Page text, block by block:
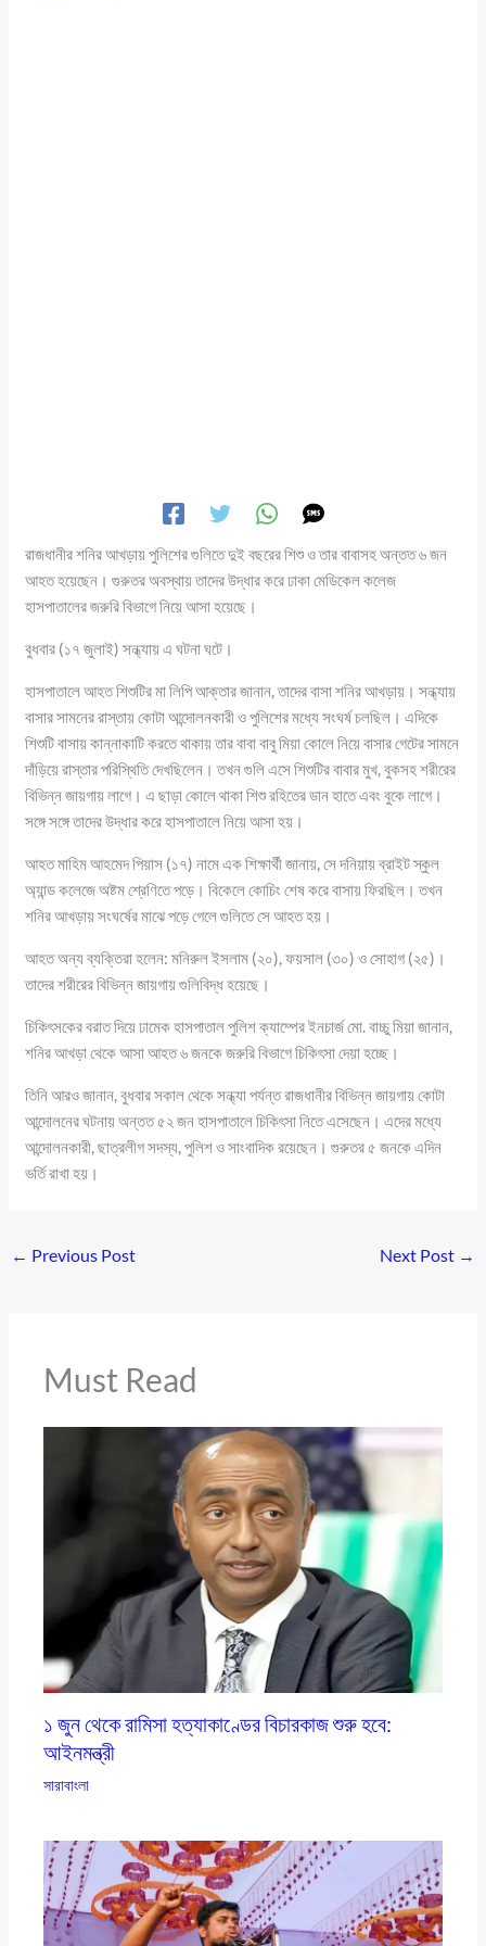
রাজধানীর শনির আখড়ায় পুলিশের গুলিতে দুই বছরের শিশু ও তার বাবাসহ অন্তত ৬ জন
আহত হয়েছেন। গুরুতর অবস্থায় তাদের উদ্ধার করে ঢাকা মেডিকেল কলেজ
হাসপাতালের জরুরি বিভাগে নিয়ে আসা হয়েছে।
বুধবার (১৭ জুলাই) সন্ধ্যায় এ ঘটনা ঘটে।
হাসপাতালে আহত শিশুটির মা লিপি আক্তার জানান, তাদের বাসা শনির আখড়ায়। সন্ধ্যায়
বাসার সামনের রাস্তায় কোটা আন্দোলনকারী ও পুলিশের মধ্যে সংঘর্ষ চলছিল। এদিকে
শিশুটি বাসায় কান্নাকাটি করতে থাকায় তার বাবা বাবু মিয়া কোলে নিয়ে বাসার গেটের সামনে
দাঁড়িয়ে রাস্তার পরিস্থিতি দেখছিলেন। তখন গুলি এসে শিশুটির বাবার মুখ, বুকসহ শরীরের
বিভিন্ন জায়গায় লাগে। এ ছাড়া কোলে থাকা শিশু রহিতের ডান হাতে এবং বুকে লাগে।
সঙ্গে সঙ্গে তাদের উদ্ধার করে হাসপাতালে নিয়ে আসা হয়।
আহত মাহিম আহমেদ পিয়াস (১৭) নামে এক শিক্ষার্থী জানায়, সে দনিয়ায় ব্রাইট স্কুল
অ্যান্ড কলেজে অষ্টম শ্রেণিতে পড়ে। বিকেলে কোচিং শেষ করে বাসায় ফিরছিল। তখন
শনির আখড়ায় সংঘর্ষের মাঝে পড়ে গেলে গুলিতে সে আহত হয়।
আহত অন্য ব্যক্তিরা হলেন: মনিরুল ইসলাম (২০), ফয়সাল (৩০) ও সোহাগ (২৫)।
তাদের শরীরের বিভিন্ন জায়গায় গুলিবিদ্ধ হয়েছে।
চিকিৎসকের বরাত দিয়ে ঢামেক হাসপাতাল পুলিশ ক্যাম্পের ইনচার্জ মো. বাচ্চু মিয়া জানান,
শনির আখড়া থেকে আসা আহত ৬ জনকে জরুরি বিভাগে চিকিৎসা দেয়া হচ্ছে।
তিনি আরও জানান, বুধবার সকাল থেকে সন্ধ্যা পর্যন্ত রাজধানীর বিভিন্ন জায়গায় কোটা
আন্দোলনের ঘটনায় অন্তত ৫২ জন হাসপাতালে চিকিৎসা নিতে এসেছেন। এদের মধ্যে
আন্দোলনকারী, ছাত্রলীগ সদস্য, পুলিশ ও সাংবাদিক রয়েছেন। গুরুতর ৫ জনকে এদিন
ভর্তি রাখা হয়।
← Previous Post Next Post →
Must Read
১ জুন থেকে রামিসা হত্যাকাণ্ডের বিচারকাজ শুরু হবে:
আইনমন্ত্রী
সারাবাংলা